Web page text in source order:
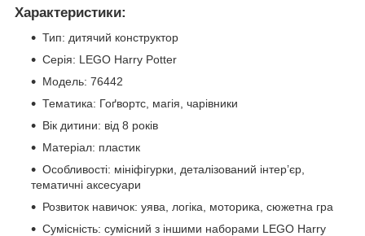
Характеристики:
Тип: дитячий конструктор
Серія: LEGO Harry Potter
Модель: 76442
Тематика: Гоґвортс, магія, чарівники
Вік дитини: від 8 років
Матеріал: пластик
Особливості: мініфігурки, деталізований інтер’єр,
тематичні аксесуари
Розвиток навичок: уява, логіка, моторика, сюжетна гра
Сумісність: сумісний з іншими наборами LEGO Harry